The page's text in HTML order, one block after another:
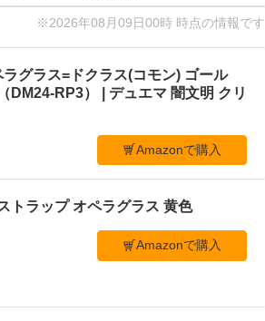
※2026年08月09日00時 時点の情報です
グラス=ドクラス(コモン) ゴール
DM24-RP3） | デュエマ 闇文明 クリ
Amazonで購入
トラップ オペラグラス 黄色
Amazonで購入